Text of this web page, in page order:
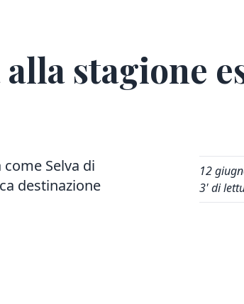
stagione
Selva di
destinazione
12
3' di